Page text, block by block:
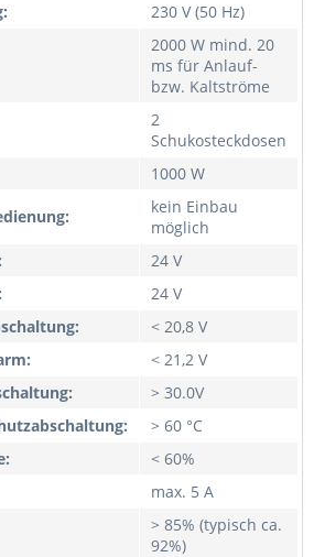
230 V (50 Hz)
2000 W mind. 20
ms für Anlauf-
bzw. Kaltströme
2
Schukosteckdosen
1000 W
kein Einbau
möglich
24 V
24 V
< 20,8 V
< 21,2 V
> 30.0V
> 60 °C
< 60%
max. 5 A
> 85% (typisch ca.
92%)